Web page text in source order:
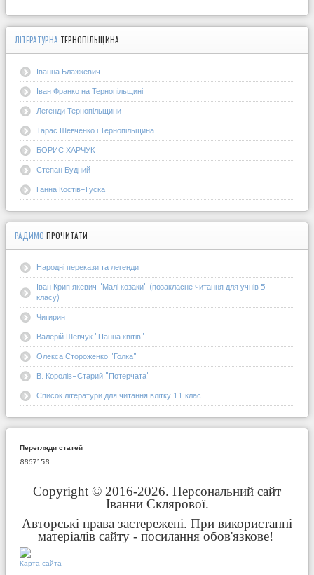
ЛІТЕРАТУРНА ТЕРНОПІЛЬЩИНА
Іванна Блажкевич
Іван Франко на Тернопільщині
Легенди Тернопільщини
Тарас Шевченко і Тернопільщина
БОРИС ХАРЧУК
Степан Будний
Ганна Костів-Гуска
РАДИМО ПРОЧИТАТИ
Народні перекази та легенди
Іван Крип'якевич "Малі козаки" (позакласне читання для учнів 5
класу)
Чигирин
Валерій Шевчук "Панна квітів"
Олекса Стороженко "Голка"
В. Королів-Старий "Потерчата"
Список літератури для читання влітку 11 клас
Перегляди статей
8867158
Copyright © 2016-2026. Персональний сайт
Іванни Склярової.
Авторські права застережені. При використанні
матеріалів сайту - посилання обов'язкове!
Карта сайта